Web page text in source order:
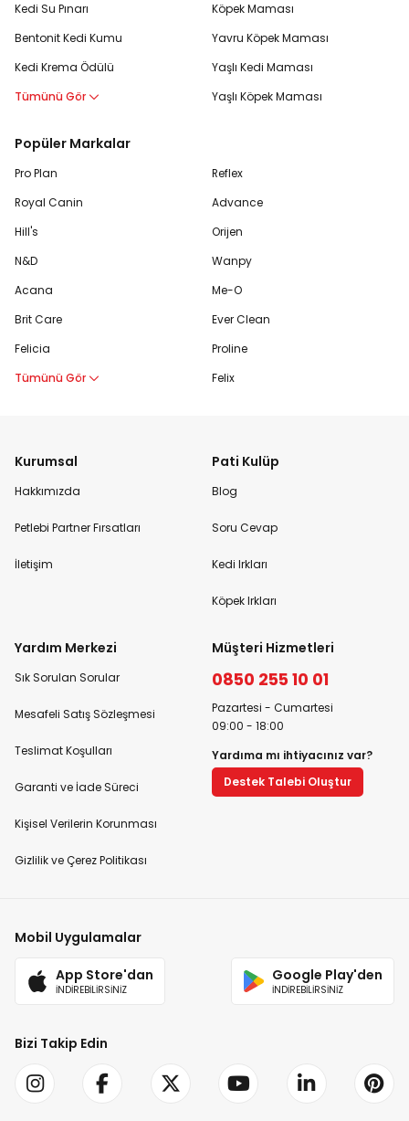
Kedi Su Pınarı
Bentonit Kedi Kumu
Kedi Krema Ödülü
Tümünü Gör
Köpek Maması
Yavru Köpek Maması
Yaşlı Kedi Maması
Yaşlı Köpek Maması
Popüler Markalar
Pro Plan
Royal Canin
Hill's
N&D
Acana
Brit Care
Felicia
Tümünü Gör
Reflex
Advance
Orijen
Wanpy
Me-O
Ever Clean
Proline
Felix
Kurumsal
Hakkımızda
Petlebi Partner Fırsatları
İletişim
Pati Kulüp
Blog
Soru Cevap
Kedi Irkları
Köpek Irkları
Yardım Merkezi
Sık Sorulan Sorular
Mesafeli Satış Sözleşmesi
Teslimat Koşulları
Garanti ve İade Süreci
Kişisel Verilerin Korunması
Gizlilik ve Çerez Politikası
Müşteri Hizmetleri
0850 255 10 01
Pazartesi - Cumartesi
09:00 - 18:00
Yardıma mı ihtiyacınız var?
Destek Talebi Oluştur
Mobil Uygulamalar
App Store'dan
İNDİREBİLİRSİNİZ
Google Play'den
İNDİREBİLİRSİNİZ
Bizi Takip Edin